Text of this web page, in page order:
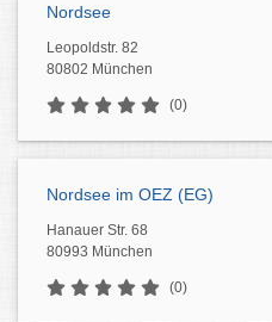
Nordsee
Leopoldstr. 82
80802 München
(0)
Nordsee im OEZ (EG)
Hanauer Str. 68
80993 München
(0)